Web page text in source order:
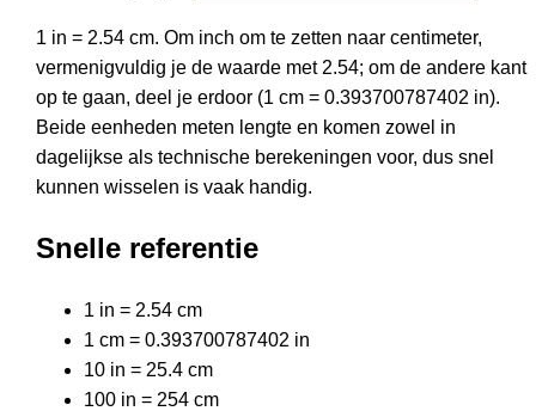
1 in = 2.54 cm. Om inch om te zetten naar centimeter,
vermenigvuldig je de waarde met 2.54; om de andere kant
op te gaan, deel je erdoor (1 cm = 0.393700787402 in).
Beide eenheden meten lengte en komen zowel in
dagelijkse als technische berekeningen voor, dus snel
kunnen wisselen is vaak handig.
Snelle referentie
1 in = 2.54 cm
1 cm = 0.393700787402 in
10 in = 25.4 cm
100 in = 254 cm